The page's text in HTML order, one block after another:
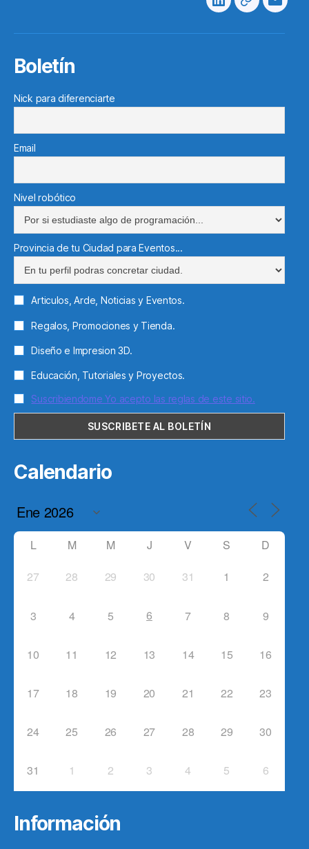
LinkedinTelegram
Boletín
Nick para diferenciarte
Email
Nivel robótico
Provincia de tu Ciudad para Eventos...
Articulos, Arde, Noticias y Eventos.
Regalos, Promociones y Tienda.
Diseño e Impresion 3D.
Educación, Tutoriales y Proyectos.
Suscribiendome Yo acepto las reglas de este sitio.
Calendario
L M M J V S D
27 28 29 30 31 1 2
3 4 5 6 7 8 9
10 11 12 13 14 15 16
17 18 19 20 21 22 23
24 25 26 27 28 29 30
31 1 2 3 4 5 6
Información